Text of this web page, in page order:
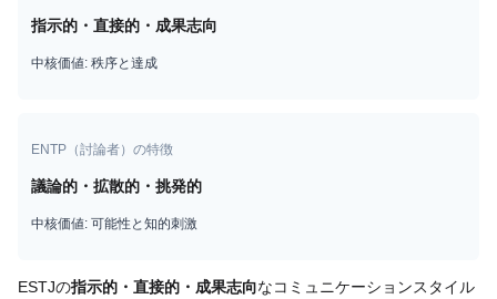
指示的・直接的・成果志向
中核価値: 秩序と達成
ENTP （討論者）の特徴
議論的・拡散的・挑発的
中核価値: 可能性と知的刺激
ESTJの指示的・直接的・成果志向なコミュニケーションスタイル